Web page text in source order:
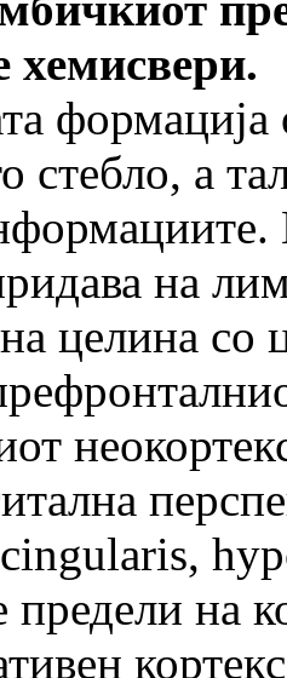
хемисвери.
стебло, а
на
целина со
предели на